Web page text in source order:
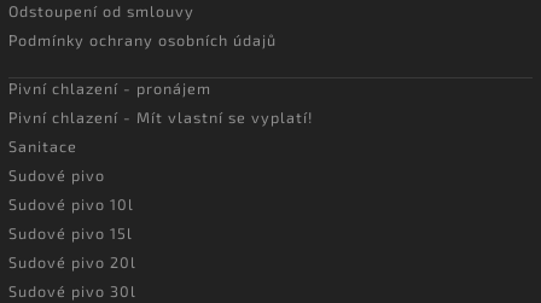
Odstoupení od smlouvy
Podmínky ochrany osobních údajů
Pivní chlazení - pronájem
Pivní chlazení - Mít vlastní se vyplatí!
Sanitace
Sudové pivo
Sudové pivo 10l
Sudové pivo 15l
Sudové pivo 20l
Sudové pivo 30l